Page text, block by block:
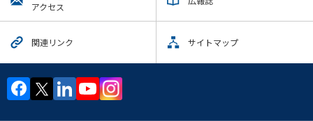
アクセス
関連リンク サイトマップ